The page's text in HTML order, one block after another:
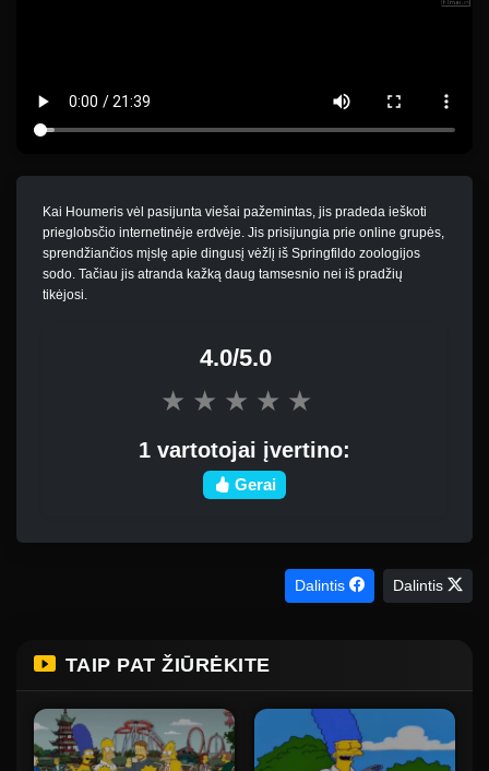
Kai Houmeris vėl pasijunta viešai pažemintas, jis pradeda ieškoti
prieglobsčio internetinėje erdvėje. Jis prisijungia prie online grupės,
sprendžiančios mįslę apie dingusį vėžlį iš Springfildo zoologijos
sodo. Tačiau jis atranda kažką daug tamsesnio nei iš pradžių
tikėjosi.
4.0/5.0
★ ★ ★ ★ ★
1 vartotojai įvertino:
Gerai
Dalintis Dalintis
TAIP PAT ŽIŪRĖKITE